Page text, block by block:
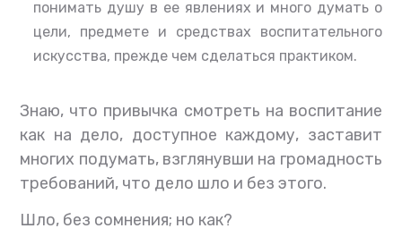
понимать душу в ее явлениях и много думать о
цели, предмете и средствах воспитательного
искусства, прежде чем сделаться практиком.
Знаю, что привычка смотреть на воспитание
как на дело, доступное каждому, заставит
многих подумать, взглянувши на громадность
требований, что дело шло и без этого.
Шло, без сомнения; но как?